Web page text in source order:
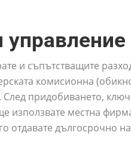
управление
и съпътстващите
комисионна
След придобиването,
използвате местна
отдавате дългосрочно